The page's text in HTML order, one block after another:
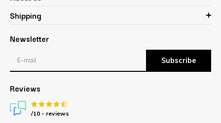
Shipping
Newsletter
Subscribe
Reviews
/10 - reviews